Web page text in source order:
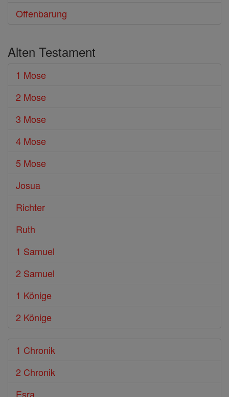
Offenbarung
Alten Testament
1 Mose
2 Mose
3 Mose
4 Mose
5 Mose
Josua
Richter
Ruth
1 Samuel
2 Samuel
1 Könige
2 Könige
1 Chronik
2 Chronik
Esra